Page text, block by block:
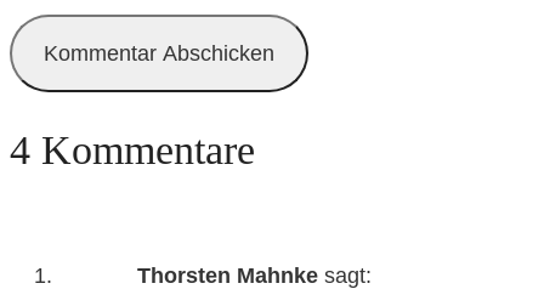
4 Kommentare
Thorsten Mahnke sagt: